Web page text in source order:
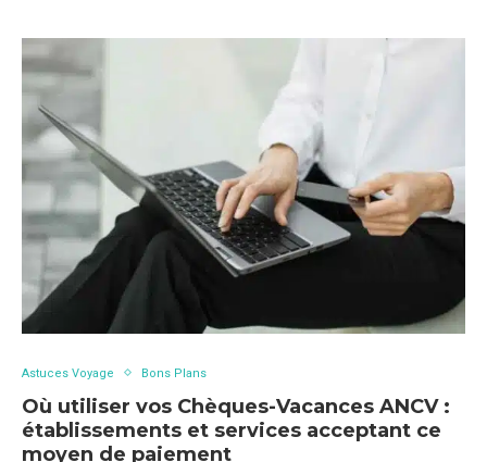
Astuces Voyage Bons Plans
Où utiliser vos Chèques-Vacances ANCV :
établissements et services acceptant ce
moyen de paiement